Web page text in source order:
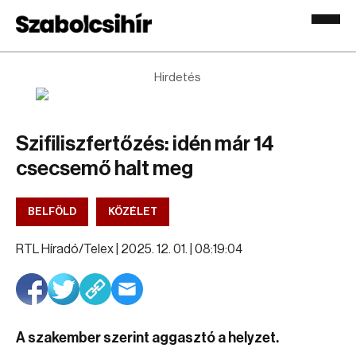
Hirdetés
Szifiliszfertőzés: idén már 14
csecsemő halt meg
BELFÖLD KÖZÉLET
RTL Híradó/Telex | 2025. 12. 01. | 08:19:04
A szakember szerint aggasztó a helyzet.